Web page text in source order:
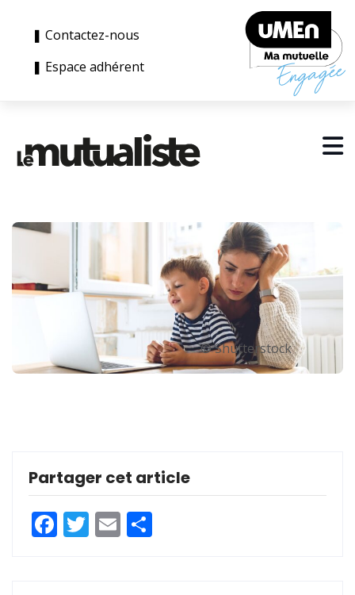
❚ Contactez-nous
❚ Espace adhérent
© Shutterstock
Partager cet article
Facebook
Twitter
Email